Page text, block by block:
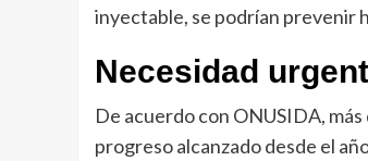
inyectable, se podrían prevenir
Necesidad
De acuerdo con ONUSIDA,
progreso alcanzado desde el